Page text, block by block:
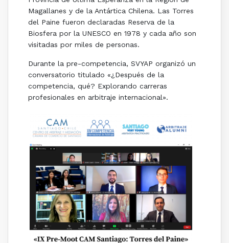
Magallanes y de la Antártica Chilena. Las Torres
del Paine fueron declaradas Reserva de la
Biosfera por la UNESCO en 1978 y cada año son
visitadas por miles de personas.
Durante la pre-competencia, SVYAP organizó un
conversatorio titulado «¿Después de la
competencia, qué? Explorando carreras
profesionales en arbitraje internacional».